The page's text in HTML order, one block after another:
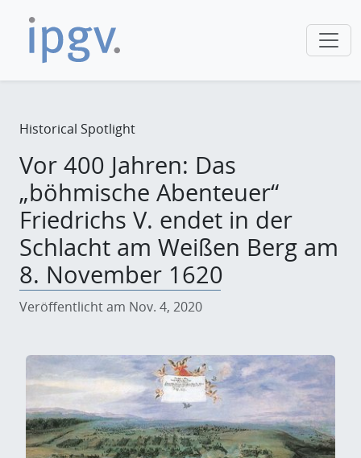
Historical Spotlight
Vor 400 Jahren: Das
„böhmische Abenteuer“
Friedrichs V. endet in der
Schlacht am Weißen Berg am
8. November 1620
Veröffentlicht am Nov. 4, 2020